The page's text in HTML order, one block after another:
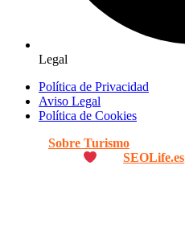
Legal
Política de Privacidad
Aviso Legal
Política de Cookies
Sobre Turismo
porSEOLife.es